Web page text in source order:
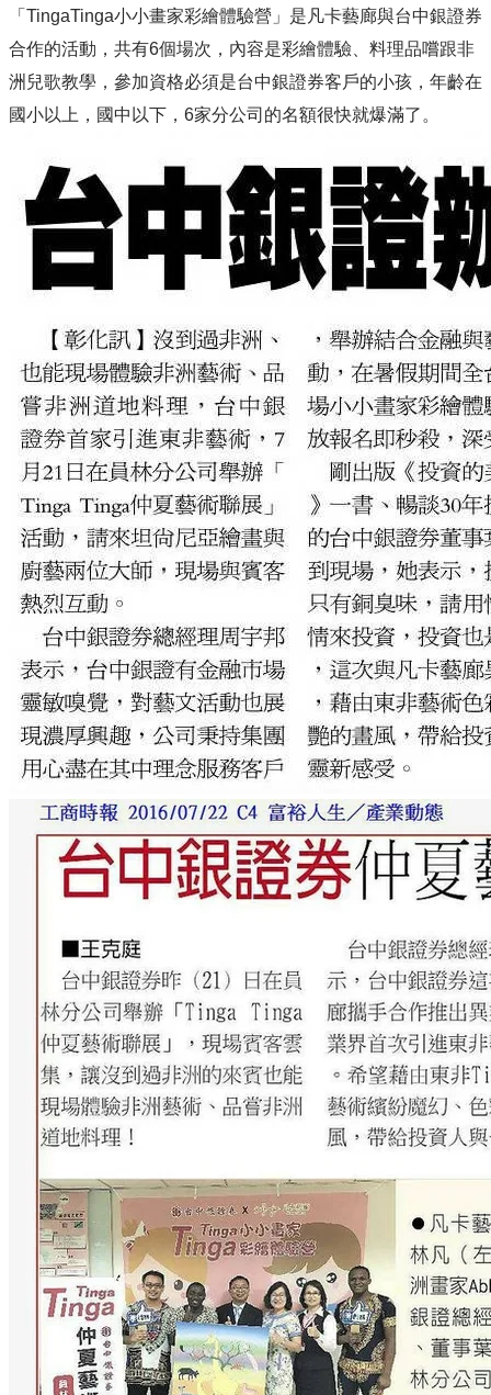
「TingaTinga小小畫家彩繪體驗營」是凡卡藝廊與台中銀證券
合作的活動，共有6個場次，內容是彩繪體驗、料理品嚐跟非
洲兒歌教學，參加資格必須是台中銀證券客戶的小孩，年齡在
國小以上，國中以下，6家分公司的名額很快就爆滿了。